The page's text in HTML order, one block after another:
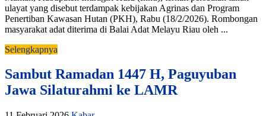
ulayat yang disebut terdampak kebijakan Agrinas dan Program
Penertiban Kawasan Hutan (PKH), Rabu (18/2/2026). Rombongan
masyarakat adat diterima di Balai Adat Melayu Riau oleh ...
Selengkapnya
Sambut Ramadan 1447 H, Paguyuban
Jawa Silaturahmi ke LAMR